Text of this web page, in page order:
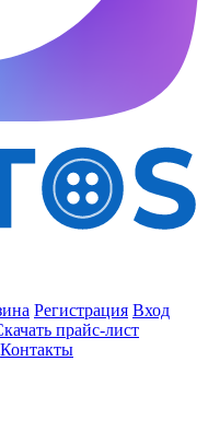
Регистрация Вход
прайс-лист
Контакты